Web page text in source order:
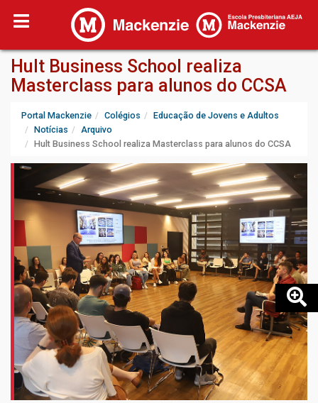
Hult Business School realiza
Masterclass para alunos do CCSA
Portal Mackenzie Colégios
Educação de Jovens e Adultos
Notícias
Arquivo
Hult Business School realiza Masterclass para alunos do CCSA